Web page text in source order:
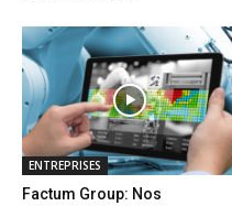
ENTREPRISES
Factum Group: Nos